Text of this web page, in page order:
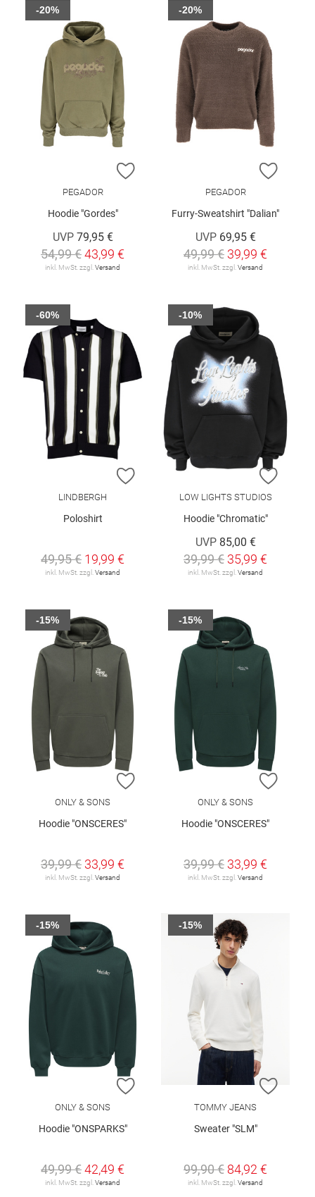
ZUR WUNSCHLISTE HINZUFÜGEN
PEGADOR
Hoodie "Gordes"
UVP 79,95 €
54,99 €43,99 €
inkl. MwSt. zzgl.Versand
-20%
ZUR
PEGADOR
Furry-Sweatshirt "Dalian"
UVP 69,95 €
49,99 € 39,99 €
inkl. MwSt. zzgl.Versand
-20%
ZUR WUNSCHLISTE HINZUFÜGEN
LINDBERGH
Poloshirt
49,95 € 19,99 €
inkl. MwSt. zzgl. Versand
-60%
ZUR
LOW LIGHTS STUDIOS
Hoodie "Chromatic"
UVP 85,00 €
39,99 € 35,99 €
inkl. MwSt. zzgl. Versand
-10%
ZUR WUNSCHLISTE HINZUFÜGEN
ONLY & SONS
Hoodie "ONSCERES"
39,99 € 33,99 €
inkl. MwSt. zzgl. Versand
-15%
ZUR
ONLY & SONS
Hoodie "ONSCERES"
39,99 € 33,99 €
inkl. MwSt. zzgl. Versand
-15%
ZUR WUNSCHLISTE HINZUFÜGEN
ONLY & SONS
Hoodie "ONSPARKS"
49,99 €42,49 €
inkl. MwSt. zzgl. Versand
-15%
ZUR
TOMMY JEANS
Sweater "SLM"
99,90 € 84,92 €
inkl. MwSt. zzgl. Versand
-15%